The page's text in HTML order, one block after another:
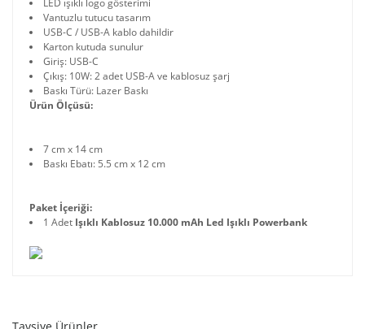
LED ışıklı logo gösterimi
Vantuzlu tutucu tasarım
USB-C / USB-A kablo dahildir
Karton kutuda sunulur
Giriş: USB-C
Çıkış: 10W: 2 adet USB-A ve kablosuz şarj
Baskı Türü: Lazer Baskı
Ürün Ölçüsü:
7 cm x 14 cm
Baskı Ebatı: 5.5 cm x 12 cm
Paket İçeriği:
1 Adet Işıklı Kablosuz 10.000 mAh Led Işıklı Powerbank